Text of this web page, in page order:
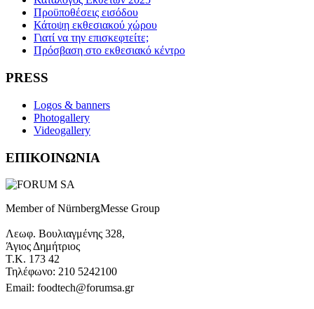
Προϋποθέσεις εισόδου
Κάτοψη εκθεσιακού χώρου
Γιατί να την επισκεφτείτε;
Πρόσβαση στο εκθεσιακό κέντρο
PRESS
Logos & banners
Photogallery
Videogallery
ΕΠΙΚΟΙΝΩΝΙΑ
Member of NürnbergMesse Group
Λεωφ. Βουλιαγμένης 328,
Άγιος Δημήτριος
Τ.Κ. 173 42
Τηλέφωνο: 210 5242100
Email: foodtech@forumsa.gr